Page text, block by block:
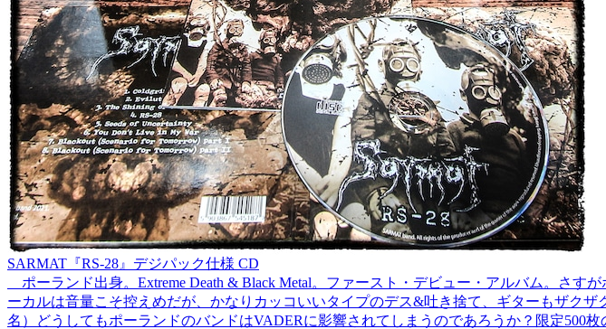
SARMAT『RS​-​28』デジパック仕様 CD
ポーランド出身。Extreme Death & Black Metal。ファースト・デビュー・アルバム。さ
ーカルは音量こそ控えめだが、かなりカッコいいタイプのデス&吐き捨て、ギターもザク
名）どうしてもポーランドのバンドはVADERに影響されてしまうのであろうか？限定500